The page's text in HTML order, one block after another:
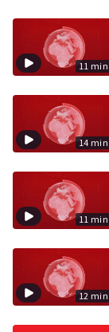
11 min
14 min
11 min
12 min